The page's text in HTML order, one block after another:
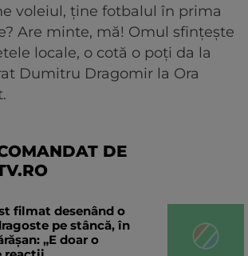
voleiul, ține fotbalul în prima
Are minte, mă! Omul sfințește
locale, o cotă o poți da la
Dumitru Dragomir la Ora
DE
filmat desenând o
pe stâncă, în
„E doar o